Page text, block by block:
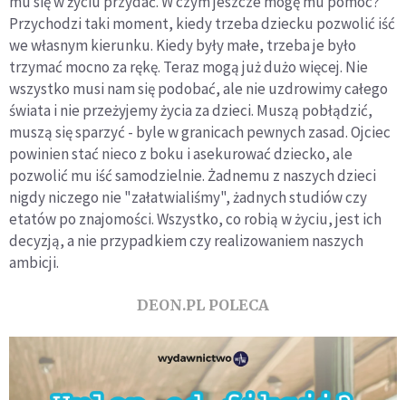
Przychodzi taki moment, kiedy trzeba dziecku pozwolić iść
we własnym kierunku. Kiedy były małe, trzeba je było
trzymać mocno za rękę. Teraz mogą już dużo więcej. Nie
wszystko musi nam się podobać, ale nie uzdrowimy całego
świata i nie przeżyjemy życia za dzieci. Muszą pobłądzić,
muszą się sparzyć - byle w granicach pewnych zasad. Ojciec
powinien stać nieco z boku i asekurować dziecko, ale
pozwolić mu iść samodzielnie. Żadnemu z naszych dzieci
nigdy niczego nie "załatwialiśmy", żadnych studiów czy
etatów po znajomości. Wszystko, co robią w życiu, jest ich
decyzją, a nie przypadkiem czy realizowaniem naszych
ambicji.
DEON.PL POLECA